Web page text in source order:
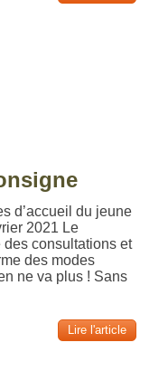
d’accueil du jeune
2021 Le
consultations et
des modes
ne va plus ! Sans
Lire l'article